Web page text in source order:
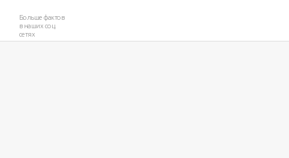
Больше фактов
в наших соц.
сетях